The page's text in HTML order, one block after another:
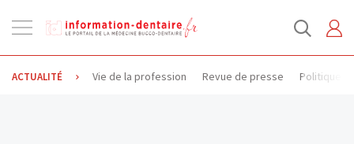
la
navigation
ACTUALITÉ Vie de la profession Revue de presse Politique